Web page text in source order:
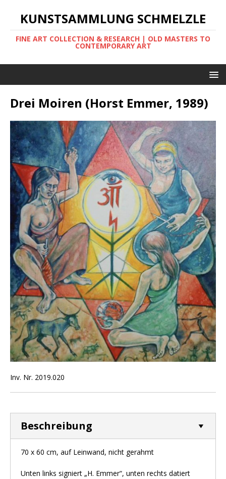
KUNSTSAMMLUNG SCHMELZLE
FINE ART COLLECTION & RESEARCH | OLD MASTERS TO
CONTEMPORARY ART
Drei Moiren (Horst Emmer, 1989)
Inv. Nr. 2019.020
Beschreibung
70 x 60 cm, auf Leinwand, nicht gerahmt
Unten links signiert „H. Emmer“, unten rechts datiert